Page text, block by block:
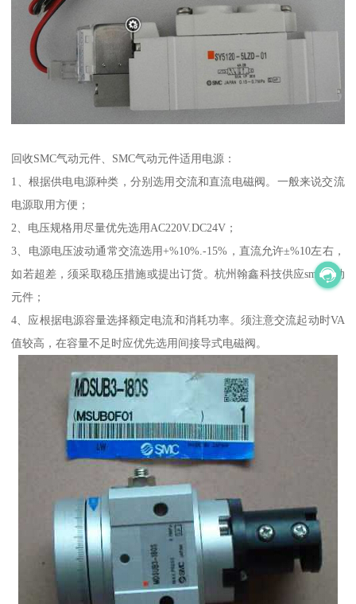
回收SMC气动元件、SMC气动元件适用电源：
1、根据供电电源种类，分别选用交流和直流电磁阀。一般来说交流
电源取用方便；
2、电压规格用尽量优先选用AC220V.DC24V；
3、电源电压波动通常交流选用+%10%.-15%，直流允许±%10左右，
如若超差，须采取稳压措施或提出订货。杭州翰鑫科技供应smc气动
元件；
4、应根据电源容量选择额定电流和消耗功率。须注意交流起动时VA
值较高，在容量不足时应优先选用间接导式电磁阀。